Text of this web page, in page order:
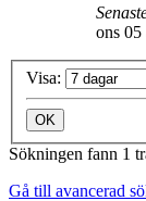
ons
Visa:
Sökningen fann 1
Gå till avancerad